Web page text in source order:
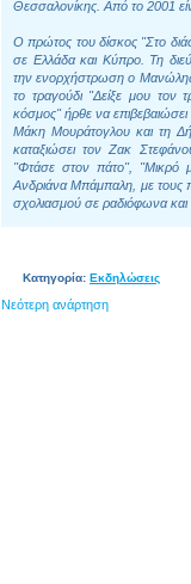
Θεσσαλονίκης. Από το 2001
Ο πρώτος του δίσκος "Στο
σε Ελλάδα και Κύπρο. Τη
την ενορχήστρωση ο Μανώλης
το τραγούδι "Δείξε μου
κόσμος" ήρθε να
Μάκη Μουράτογλου και τη
καταξιώσει τον Ζακ
"Φτάσε στον πάτο", "Μικρό
Ανδριάνα Μπάμπαλη, με τους
σχολιασμού σε ραδιόφωνα και
Κατηγορία: Εκδηλώσεις
Νεότερη ανάρτηση